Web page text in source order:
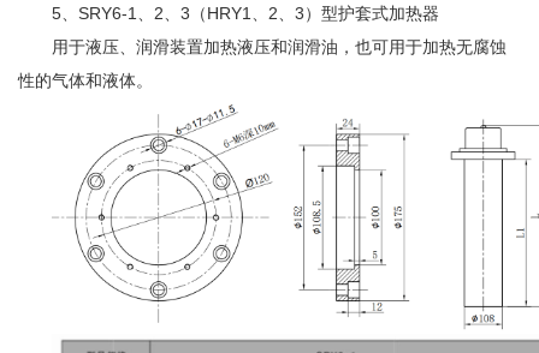
5、SRY6-1、2、3（HRY1、2、3）型护套式加热器
用于液压、润滑装置加热液压和润滑油，也可用于加热无腐蚀
性的气体和液体。